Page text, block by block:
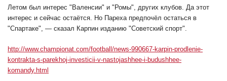
Летом был интерес "Валенсии" и "Ромы", других клубов. Да этот
интерес и сейчас остаётся. Но Пареха предпочёл остаться в
"Спартаке", — сказал Карпин изданию "Советский спорт".
http://www.championat.com/football/news-990667-karpin-prodlenie-
kontrakta-s-parekhoj-investicii-v-nastojashhee-i-budushhee-
komandy.html